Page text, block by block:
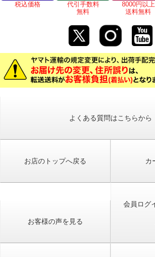
税込価格
代引手数料
無料
8000円以上
送料無料
よくある質問はこちらから
お店のトップへ戻る カ
お客様の声を見る
会員ログ